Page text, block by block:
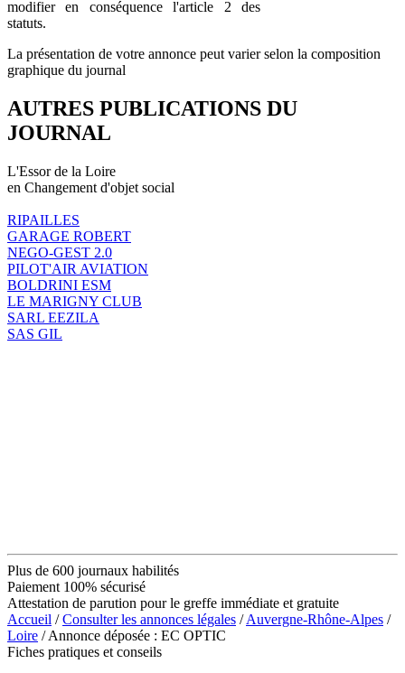
modifier en conséquence l'article 2 des
statuts.
La présentation de votre annonce peut varier selon la composition
graphique du journal
AUTRES PUBLICATIONS DU
JOURNAL
L'Essor de la Loire
en Changement d'objet social
RIPAILLES
GARAGE ROBERT
NEGO-GEST 2.0
PILOT'AIR AVIATION
BOLDRINI ESM
LE MARIGNY CLUB
SARL EEZILA
SAS GIL
Plus de 600 journaux habilités
Paiement 100% sécurisé
Attestation de parution pour le greffe immédiate et gratuite
Accueil /Consulter les annonces légales /Auvergne-Rhône-Alpes /
Loire / Annonce déposée : EC OPTIC
Fiches pratiques et conseils